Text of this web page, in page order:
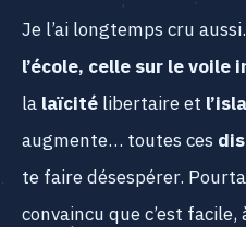
Je l’ai longtemps cru
l’école, celle sur le voile
lalaïcitélibertaire et
augmente… toutes ces
te faire désespérer.
convaincu que c’est